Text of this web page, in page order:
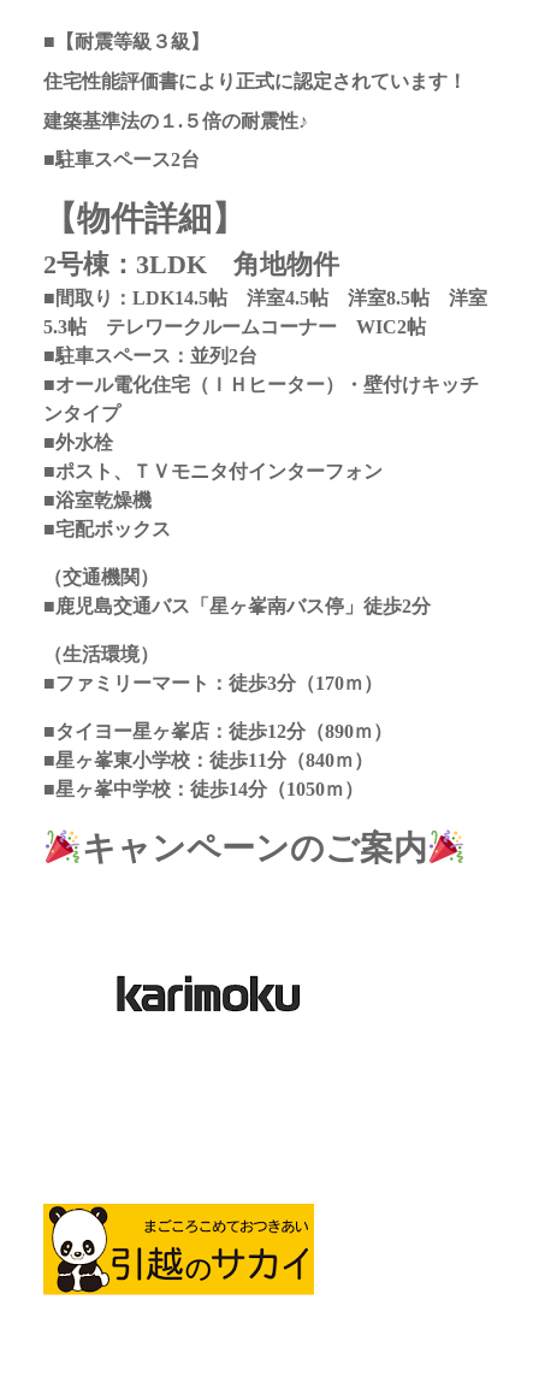
■【耐震等級３級】
住宅性能評価書により正式に認定されています！
建築基準法の１.５倍の耐震性♪
■駐車スペース2台
【物件詳細】
2号棟：3LDK 角地物件
■間取り：LDK14.5帖 洋室4.5帖 洋室8.5帖 洋室
5.3帖 テレワークルームコーナー WIC2帖
■駐車スペース：並列2台
■オール電化住宅（ＩＨヒーター）・壁付けキッチ
ンタイプ
■外水栓
■ポスト、ＴＶモニタ付インターフォン
■浴室乾燥機
■宅配ボックス
（交通機関）
■鹿児島交通バス「星ヶ峯南バス停」徒歩2分
（生活環境）
■ファミリーマート：徒歩3分（170ｍ）
■タイヨー星ヶ峯店：徒歩12分（890ｍ）
■星ヶ峯東小学校：徒歩11分（840ｍ）
■星ヶ峯中学校：徒歩14分（1050ｍ）
キャンペーンのご案内